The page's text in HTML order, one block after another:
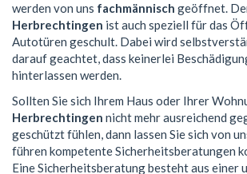
werden von uns fachmännisch geöffnet.
Herbrechtingen ist auch speziell für das
Autotüren geschult. Dabei wird
darauf geachtet, dass keinerlei
hinterlassen werden.
Sollten Sie sich Ihrem Haus oder Ihrer
Herbrechtingen nicht mehr ausreichend
geschützt fühlen, dann lassen Sie sich von
führen kompetente Sicherheitsberatungen
Eine Sicherheitsberatung besteht aus einer